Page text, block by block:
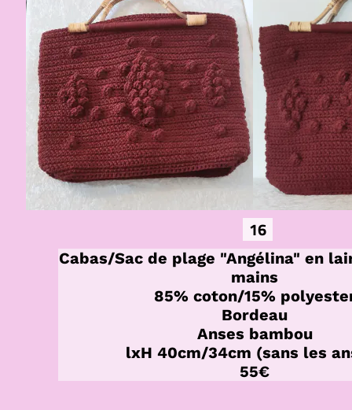
16
Cabas/Sac de plage "Angélina" en
mains
85% coton/15%
Bordeau
Anses bambou
lxH 40cm/34cm (sans les
55€